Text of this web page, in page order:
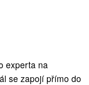
experta na
se zapojí přímo do